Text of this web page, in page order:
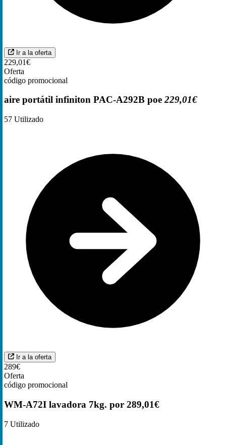
Ir a la oferta
229,01€
Oferta
código promocional
aire portátil infiniton PAC-A292B poe229,01€
57 Utilizado
Ir a la oferta
289€
Oferta
código promocional
WM-A72I lavadora 7kg. por 289,01€
7 Utilizado